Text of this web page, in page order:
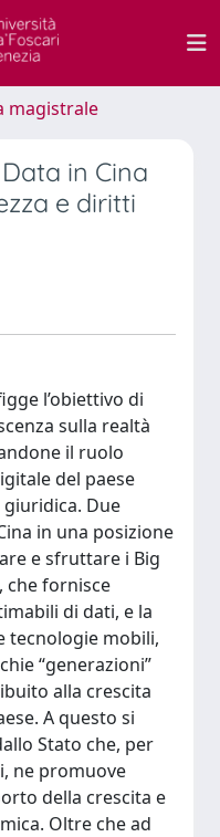
magistrale
in Cina
e diritti
l’obiettivo di
sulla realtà
il ruolo
del paese
Due
in una posizione
e sfruttare i Big
che fornisce
di dati, e la
tecnologie mobili,
“generazioni”
alla crescita
A questo si
Stato che, per
ne promuove
della crescita e
Oltre che ad